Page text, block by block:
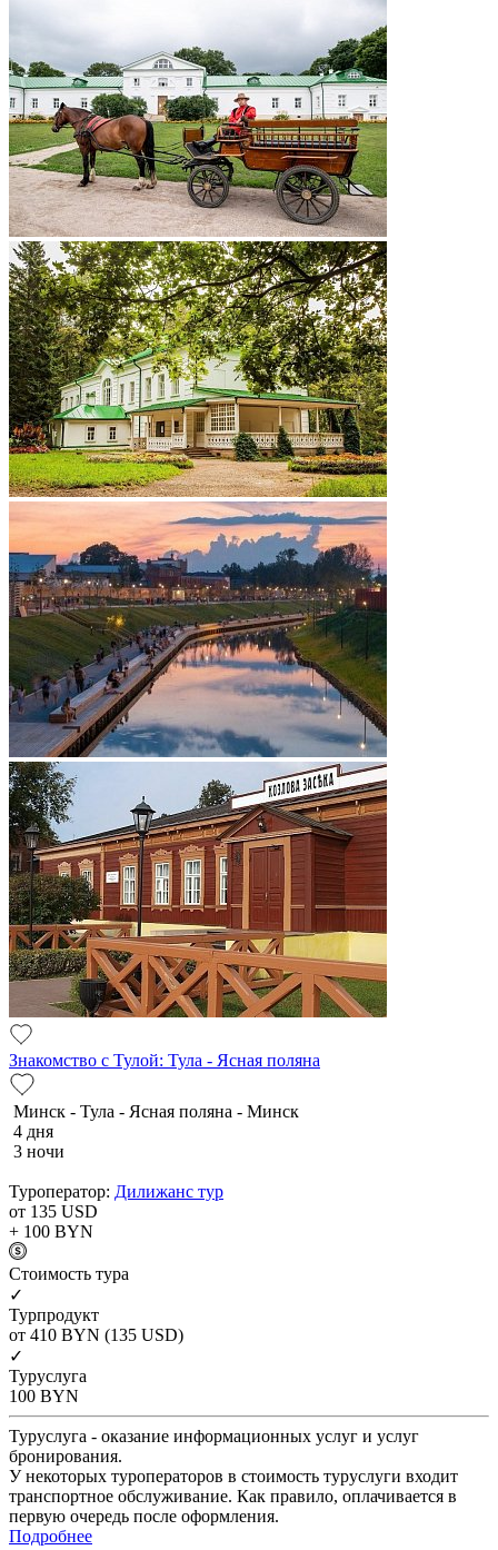
Знакомство с Тулой: Тула - Ясная поляна
Минск - Тула - Ясная поляна - Минск
4 дня
3 ночи
Туроператор: Дилижанс тур
от 135 USD
+ 100 BYN
Cтоимость тура
✓
Турпродукт
от 410 BYN (135 USD)
✓
Туруслуга
100 BYN
Туруслуга - оказание информационных услуг и услуг
бронирования.
У некоторых туроператоров в стоимость туруслуги входит
транспортное обслуживание. Как правило, оплачивается в
первую очередь после оформления.
Подробнее